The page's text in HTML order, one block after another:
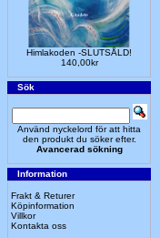
Himlakoden -SLUTSÅLD!
140,00kr
Sök
Använd nyckelord för att hitta
den produkt du söker efter.
Avancerad sökning
Information
Frakt & Returer
Köpinformation
Villkor
Kontakta oss